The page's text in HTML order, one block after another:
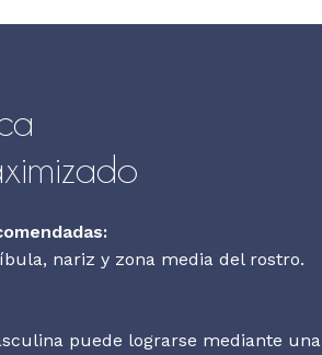
nariz y zona media del rostro.
puede lograrse mediante una